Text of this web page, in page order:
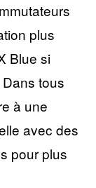
plus
Blue si
tous
à une
avec des
pour plus